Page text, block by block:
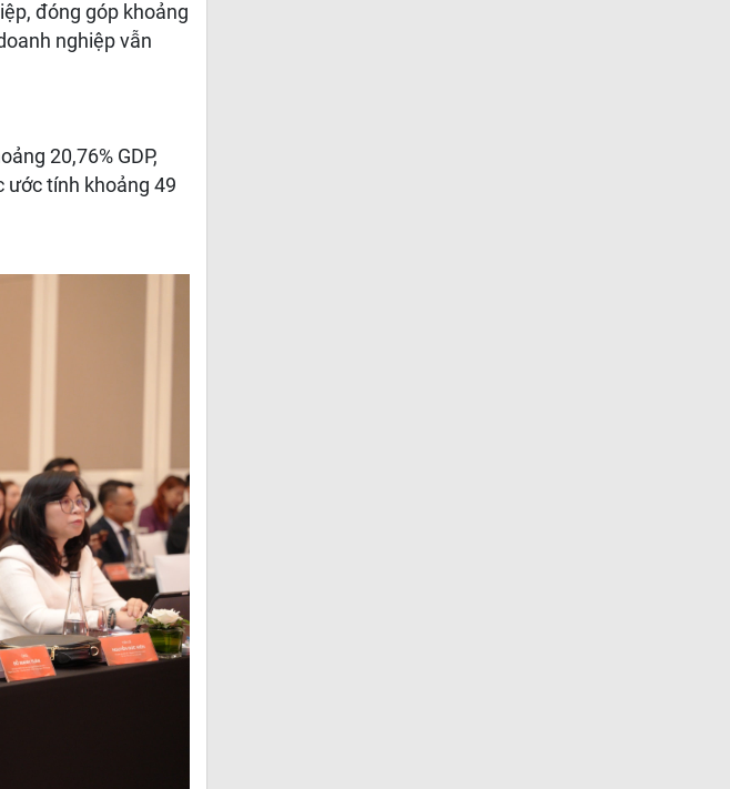
đóng góp khoảng
nghiệp vẫn
20,76% GDP,
ước tính khoảng 49